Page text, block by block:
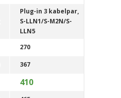
Plug-in 3 kabelpar,
S-LLN1/S-M2N/S-
LLN5
270
367
410